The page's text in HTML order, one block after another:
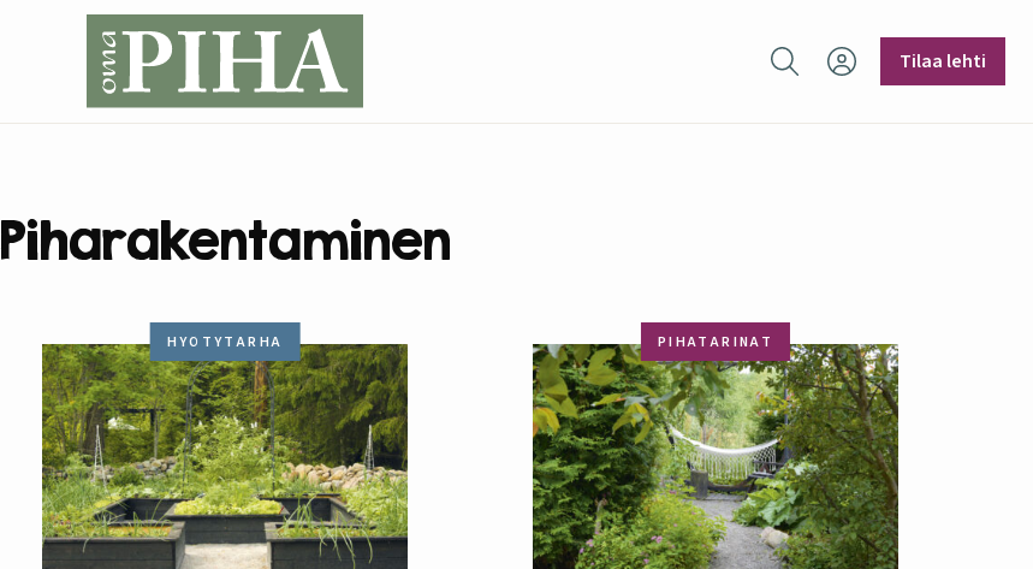
Hae sivustolta
Tilaa lehti
Piharakentaminen
HYÖTYTARHA PIHATARINAT